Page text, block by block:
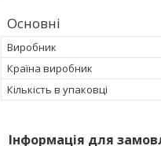
Основні
Виробник
Країна виробник
Кількість в упаковці
Інформація для